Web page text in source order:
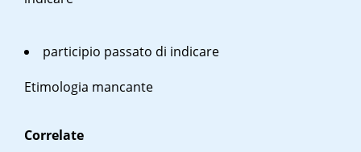
participio passato di indicare
Etimologia mancante
Correlate